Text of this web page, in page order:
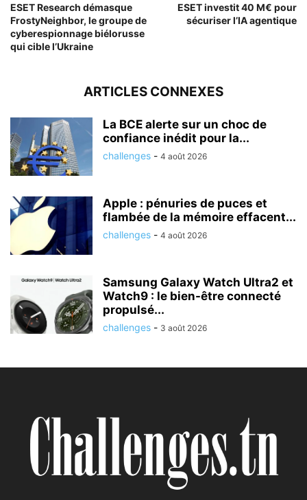
ESET Research démasque
FrostyNeighbor, le groupe de
cyberespionnage biélorusse
qui cible l’Ukraine
ESET investit 40 M€ pour
sécuriser l’IA agentique
ARTICLES CONNEXES
La BCE alerte sur un choc de
confiance inédit pour la...
challenges - 4 août 2026
Apple : pénuries de puces et
flambée de la mémoire effacent...
challenges - 4 août 2026
Samsung Galaxy Watch Ultra2 et
Watch9 : le bien-être connecté
propulsé...
challenges - 3 août 2026